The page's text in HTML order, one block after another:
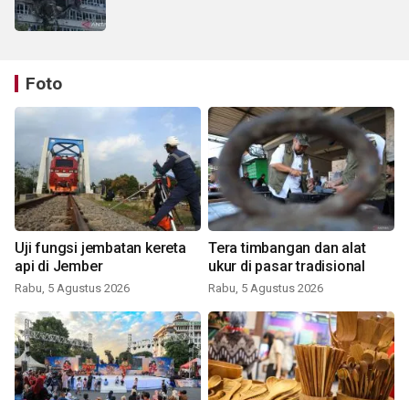
Foto
Uji fungsi jembatan kereta
api di Jember
Rabu, 5 Agustus 2026
Tera timbangan dan alat
ukur di pasar tradisional
Rabu, 5 Agustus 2026